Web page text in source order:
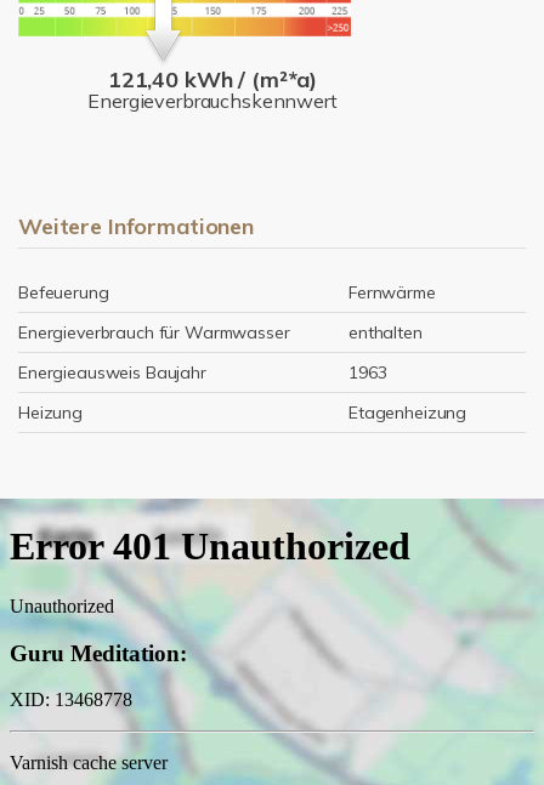
121,40 kWh / (m²*a)
Energieverbrauchskennwert
Weitere Informationen
Befeuerung
Fernwärme
Energieverbrauch für Warmwasser
enthalten
Energieausweis Baujahr
1963
Heizung
Etagenheizung